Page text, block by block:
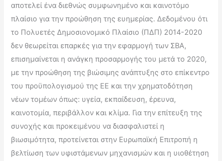
αποτελεί ένα διεθνώς συμφωνημένο και καινοτόμο
πλαίσιο για την προώθηση της ευημερίας. Δεδομένου ότι
το Πολυετές Δημοσιονομικό Πλαίσιο (ΠΔΠ) 2014-2020
δεν θεωρείται επαρκές για την εφαρμογή των ΣΒΑ,
επισημαίνεται η ανάγκη προσαρμογής του μετά το 2020,
με την προώθηση της βιώσιμης ανάπτυξης στο επίκεντρο
του προϋπολογισμού της ΕΕ και την χρηματοδότηση
νέων τομέων όπως: υγεία, εκπαίδευση, έρευνα,
καινοτομία, περιβάλλον και κλίμα. Για την επίτευξη της
συνοχής και προκειμένου να διασφαλιστεί η
βιωσιμότητα, προτείνεται στην Ευρωπαϊκή Επιτροπή η
βελτίωση των υφιστάμενων μηχανισμών και η υιοθέτηση